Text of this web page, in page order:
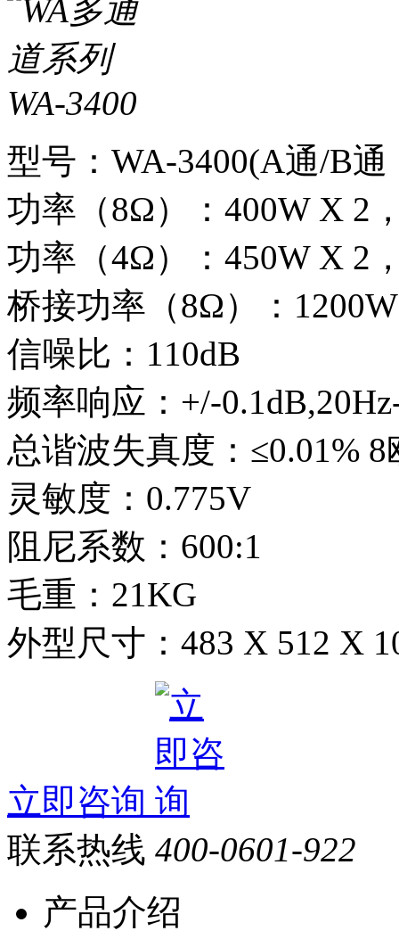
型号：WA-3400(A通/B通
功率（8Ω）：400W X 2
功率（4Ω）：450W X 2
桥接功率（8Ω）：1200W
信噪比：110dB
频率响应：+/-
总谐波失真度：≤0.01%
灵敏度：0.775V
阻尼系数：600:1
毛重：21KG
外型尺寸：483 X 512 X
立即咨询
联系热线 400-0601-922
产品介绍